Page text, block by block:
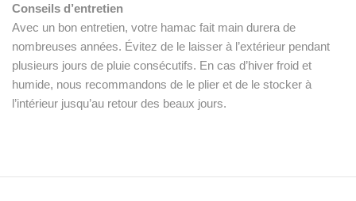
Conseils d’entretien
Avec un bon entretien, votre hamac fait main durera de
nombreuses années. Évitez de le laisser à l’extérieur pendant
plusieurs jours de pluie consécutifs. En cas d’hiver froid et
humide, nous recommandons de le plier et de le stocker à
l’intérieur jusqu’au retour des beaux jours.